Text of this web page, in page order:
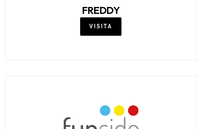
FREDDY
VISITA